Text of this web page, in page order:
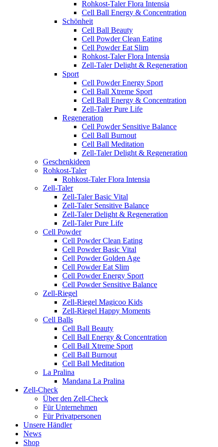
Rohkost-Taler Flora Intensia
Cell Ball Energy & Concentration
Schönheit
Cell Ball Beauty
Cell Powder Clean Eating
Cell Powder Eat Slim
Rohkost-Taler Flora Intensia
Zell-Taler Delight & Regeneration
Sport
Cell Powder Energy Sport
Cell Ball Xtreme Sport
Cell Ball Energy & Concentration
Zell-Taler Pure Life
Regeneration
Cell Powder Sensitive Balance
Cell Ball Burnout
Cell Ball Meditation
Zell-Taler Delight & Regeneration
Geschenkideen
Rohkost-Taler
Rohkost-Taler Flora Intensia
Zell-Taler
Zell-Taler Basic Vital
Zell-Taler Sensitive Balance
Zell-Taler Delight & Regeneration
Zell-Taler Pure Life
Cell Powder
Cell Powder Clean Eating
Cell Powder Basic Vital
Cell Powder Golden Age
Cell Powder Eat Slim
Cell Powder Energy Sport
Cell Powder Sensitive Balance
Zell-Riegel
Zell-Riegel Magicoo Kids
Zell-Riegel Happy Moments
Cell Balls
Cell Ball Beauty
Cell Ball Energy & Concentration
Cell Ball Xtreme Sport
Cell Ball Burnout
Cell Ball Meditation
La Pralina
Mandana La Pralina
Zell-Check
Über den Zell-Check
Für Unternehmen
Für Privatpersonen
Unsere Händler
News
Shop